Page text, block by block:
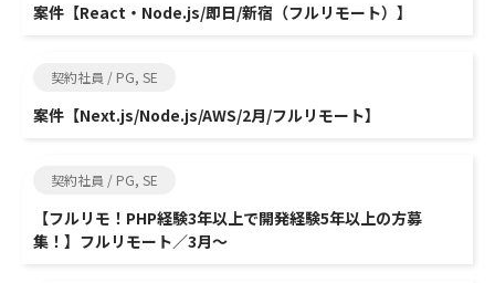
案件【React・Node.js/即日/新宿（フルリモート）】
契約社員 / PG, SE
案件【Next.js/Node.js/AWS/2月/フルリモート】
契約社員 / PG, SE
【フルリモ！PHP経験3年以上で開発経験5年以上の方募
集！】フルリモート／3月～